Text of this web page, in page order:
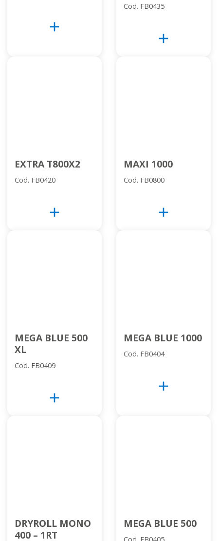
add
Cod. FB0435
add
EXTRA T800X2
Cod. FB0420
add
MAXI 1000
Cod. FB0800
add
MEGA BLUE 500
XL
Cod. FB0409
add
MEGA BLUE 1000
Cod. FB0404
add
DRYROLL MONO
400 – 1RT
MEGA BLUE 500